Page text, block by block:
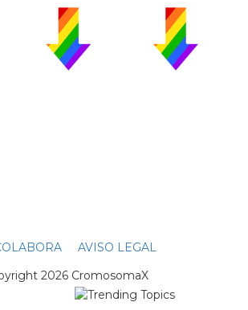
AVISO LEGAL
2026 CromosomaX